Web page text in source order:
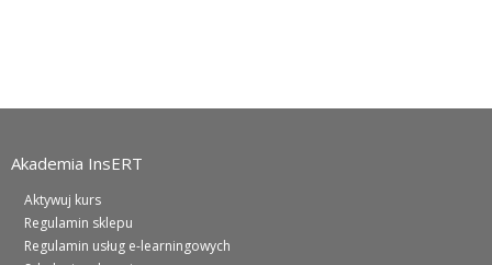
Akademia InsERT
Aktywuj kurs
Regulamin sklepu
Regulamin usług e-learningowych